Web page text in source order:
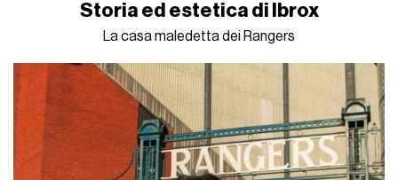
Storia ed estetica di Ibrox
La casa maledetta dei Rangers